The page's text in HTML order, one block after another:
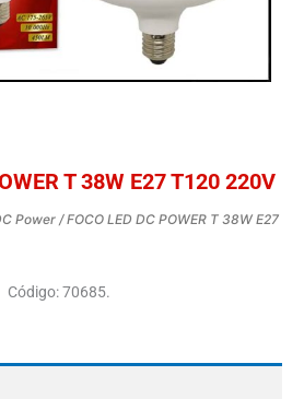
T 38W E27 T120 220V
Power / FOCO LED DC POWER T 38W E27
Código: 70685.